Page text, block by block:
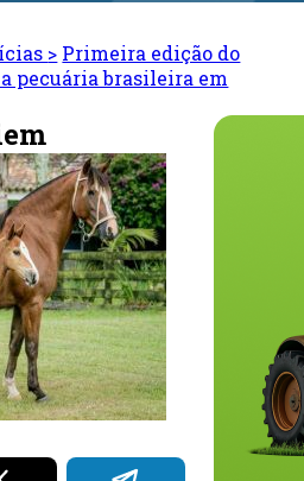
> Primeira edição do
pecuária brasileira em